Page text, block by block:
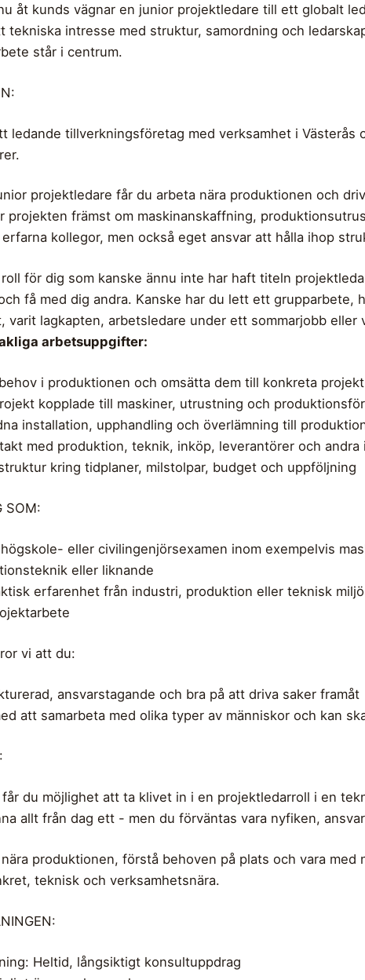
åt kunds vägnar en junior projektledare till ett globalt
tekniska intresse med struktur, samordning och
står i centrum.
ledande tillverkningsföretag med verksamhet i
projektledare får du arbeta nära produktionen och
projekten främst om maskinanskaffning,
kollegor, men också eget ansvar att hålla ihop
för dig som kanske ännu inte har haft titeln
få med dig andra. Kanske har du lett ett
varit lagkapten, arbetsledare under ett sommarjobb
arbetsuppgifter:
i produktionen och omsätta dem till konkreta projekt
kopplade till maskiner, utrustning och
installation, upphandling och överlämning till
med produktion, teknik, inköp, leverantörer och
kring tidplaner, milstolpar, budget och uppföljning
SOM:
eller civilingenjörsexamen inom exempelvis
eller liknande
erfarenhet från industri, produktion eller teknisk
vi att du:
ansvarstagande och bra på att driva saker framåt
att samarbeta med olika typer av människor och kan
du möjlighet att ta klivet in i en projektledarroll i en
allt från dag ett - men du förväntas vara nyfiken,
produktionen, förstå behoven på plats och vara
teknisk och verksamhetsnära.
Heltid, långsiktigt konsultuppdrag